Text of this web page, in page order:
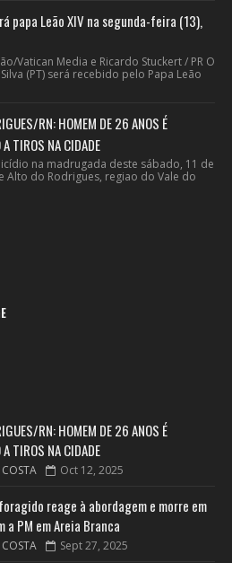
papa Leão XIV na segunda-feira (13),
Vatican Media e Ricardo Stuckert / PR O
(PT) será recebido pelo Papa Leão
RN: HOMEM DE 26 ANOS É
TIROS NA CIDADE
na madrugada deste sábado, 11 de
Alto do Rodrigues, regiao do Vale do
RN: HOMEM DE 26 ANOS É
TIROS NA CIDADE
Oct 12, 2025
reage à abordagem e morre em
PM em Areia Branca
Sept 27, 2025